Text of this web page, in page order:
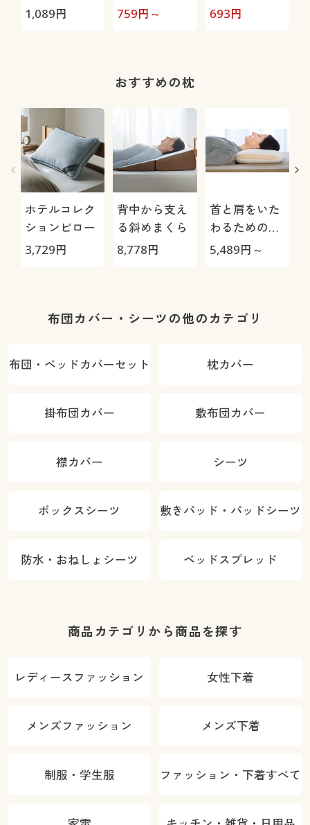
ト)
1,089円
じら)
759円～
693円
おすすめの枕
ホテルコレク
ションピロー
3,729円
背中から支え
る斜めまくら
8,778円
首と肩をいた
わるための低
い枕
5,489円～
布団カバー・シーツの他のカテゴリ
布団・ベッドカバーセット 枕カバー
掛布団カバー 敷布団カバー
襟カバー シーツ
ボックスシーツ 敷きパッド・パッドシーツ
防水・おねしょシーツ ベッドスプレッド
商品カテゴリから商品を探す
レディースファッション 女性下着
メンズファッション メンズ下着
制服・学生服 ファッション・下着すべて